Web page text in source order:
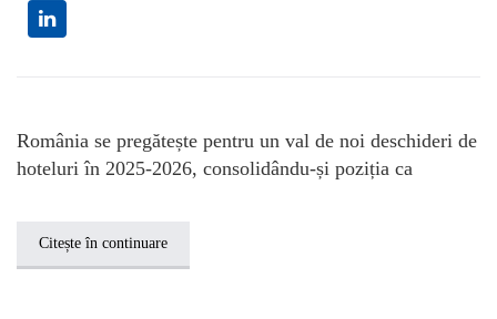
România se pregătește pentru un val de noi deschideri de
hoteluri în 2025-2026, consolidându-și poziția ca
Citește în continuare